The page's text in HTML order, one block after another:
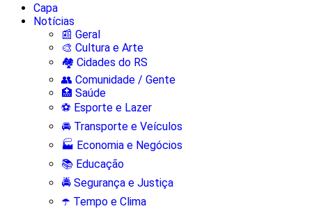
Capa
Notícias
📰 Geral
🎨 Cultura e Arte
🏘️ Cidades do RS
👥 Comunidade / Gente
🏥 Saúde
⚽ Esporte e Lazer
🚘 Transporte e Veículos
🏭 Economia e Negócios
📚 Educação
🚔 Segurança e Justiça
☂️ Tempo e Clima